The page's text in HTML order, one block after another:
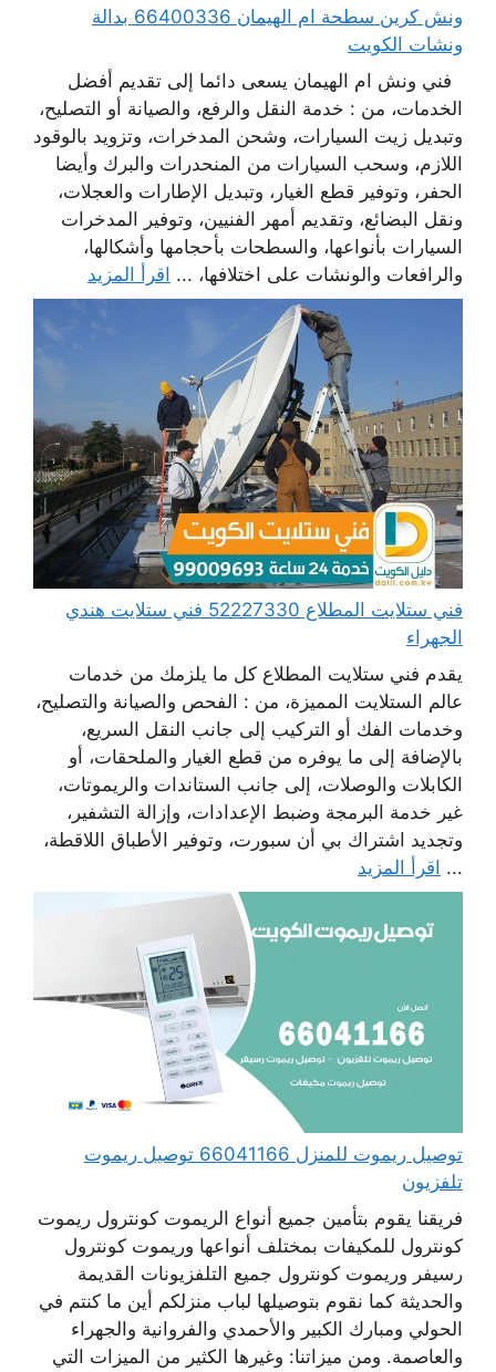
ونش كرين سطحة ام الهيمان 66400336 بدالة
ونشات الكويت
فني ونش ام الهيمان يسعى دائما إلى تقديم أفضل
الخدمات، من : خدمة النقل والرفع، والصيانة أو التصليح،
وتبديل زيت السيارات، وشحن المدخرات، وتزويد بالوقود
اللازم، وسحب السيارات من المنحدرات والبرك وأيضا
الحفر، وتوفير قطع الغيار، وتبديل الإطارات والعجلات،
ونقل البضائع، وتقديم أمهر الفنيين، وتوفير المدخرات
السيارات بأنواعها، والسطحات بأحجامها وأشكالها،
والرافعات والونشات على اختلافها، ... اقرأ المزيد
فني ستلايت المطلاع 52227330 فني ستلايت هندي
الجهراء
يقدم فني ستلايت المطلاع كل ما يلزمك من خدمات
عالم الستلايت المميزة، من : الفحص والصيانة والتصليح،
وخدمات الفك أو التركيب إلى جانب النقل السريع،
بالإضافة إلى ما يوفره من قطع الغيار والملحقات، أو
الكابلات والوصلات، إلى جانب الستاندات والريموتات،
غير خدمة البرمجة وضبط الإعدادات، وإزالة التشفير،
وتجديد اشتراك بي أن سبورت، وتوفير الأطباق اللاقطة،
... اقرأ المزيد
توصيل ريموت للمنزل 66041166 توصيل ريموت
تلفزيون
فريقنا يقوم بتأمين جميع أنواع الريموت كونترول ريموت
كونترول للمكيفات بمختلف أنواعها وريموت كونترول
رسيفر وريموت كونترول جميع التلفزيونات القديمة
والحديثة كما نقوم بتوصيلها لباب منزلكم أين ما كنتم في
الحولي ومبارك الكبير والأحمدي والفروانية والجهراء
والعاصمة. ومن ميزاتنا: وغيرها الكثير من الميزات التي